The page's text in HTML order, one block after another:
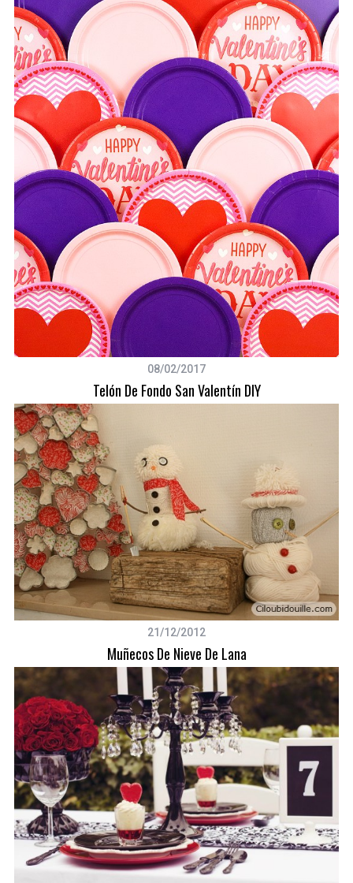
08/02/2017
Telón De Fondo San Valentín DIY
21/12/2012
Muñecos De Nieve De Lana